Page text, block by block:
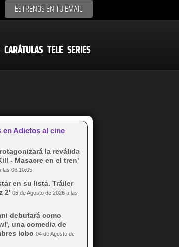
ESTRENOS EN TU EMAIL
CARÁTULAS TELE SERIES
en Adictos al cine
la reválida
- Masacre en el tren'
las 06:10:05
en su lista. Tráiler
2' 05 de Agosto de 2026 a las
debutará como
una comedia de
lobo 04 de Agosto de